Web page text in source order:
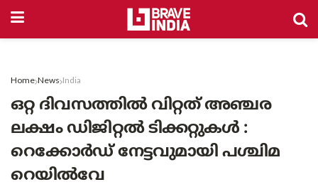
Home News India
ഒറ്റ ദിവസത്തിൽ വിറ്റത് അഞ്ചര
ലക്ഷം ഡിജിറ്റൽ ടിക്കറ്റുകൾ :
റെക്കോർഡ് നേട്ടവുമായി പശ്ചിമ
റെയിൽവേ